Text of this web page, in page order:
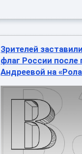
Зрителей
флаг России после
Андреевой на